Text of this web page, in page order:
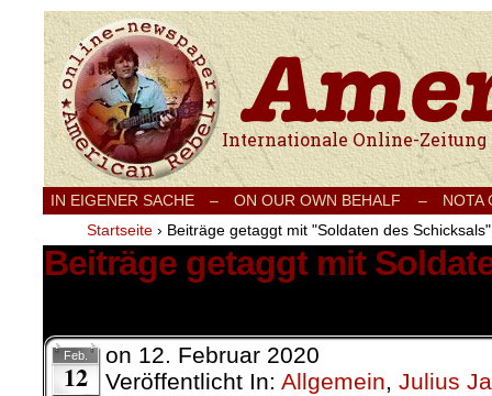
Internationale Onlinezeitung für Frieden,
IN EIGENER SACHE – ON OUR OWN BEHALF –
NOTA
Startseite › Beiträge getaggt mit "Soldaten des Schicksals"
Beiträge getaggt mit
Feb.
12
on 12. Februar 2020
Veröffentlicht In: Allgemein, Julius